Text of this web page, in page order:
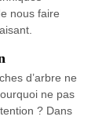
nous faire
d’arbre ne
ne pas
? Dans